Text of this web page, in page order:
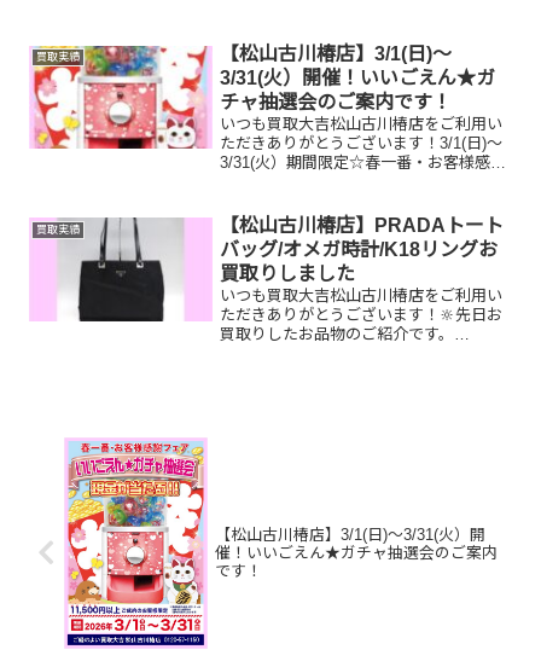
ませんか？ぜひ買取大吉松山古川椿店に
お査定させてく...
買取実績
【松山古川椿店】3/1(日)～
3/31(火）開催！いいごえん★ガ
チャ抽選会のご案内です！
いつも買取大吉松山古川椿店をご利用い
ただきありがとうございます！3/1(日)～
3/31(火）期間限定☆春一番・お客様感謝
11,500円以上ご成約のお客様限定でご参
加いただけ...
買取実績
【松山古川椿店】PRADAトート
バッグ/オメガ時計/K18リングお
買取りしました
いつも買取大吉松山古川椿店をご利用い
ただきありがとうございます！🔆先日お
買取りしたお品物のご紹介です。
【松山古川椿店】3/1(日)～3/31(火）開
催！いいごえん★ガチャ抽選会のご案内
です！